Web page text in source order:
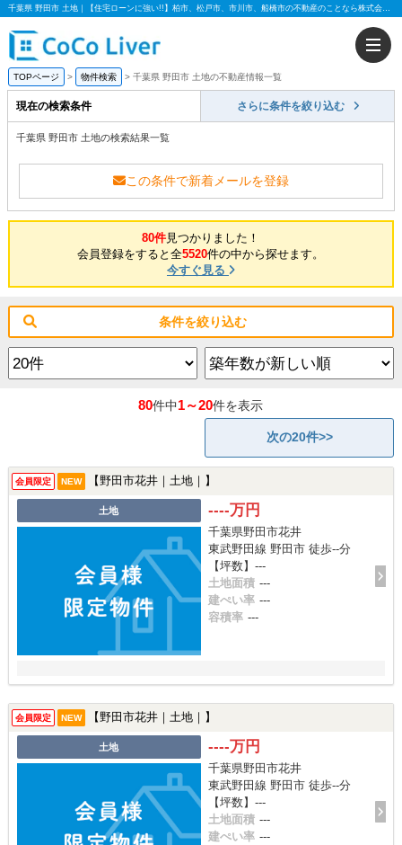
千葉県 野田市 土地｜【住宅ローンに強い!!】柏市、松戸市、市川市、船橋市の不動産のことなら株式会社ココリバー
TOPページ 物件検索 千葉県 野田市 土地の不動産情報一覧
現在の検索条件 さらに条件を絞り込む
千葉県 野田市 土地の検索結果一覧
この条件で新着メールを登録
80件見つかりました！
会員登録をすると全5520件の中から探せます。
今すぐ見る
条件を絞り込む
80件中1～20件を表示
次の20件>>
会員限定 NEW 【野田市花井｜土地｜】
土地 ----万円
千葉県野田市花井
東武野田線 野田市 徒歩--分
【坪数】---
土地面積 ---
建ぺい率 ---
容積率 ---
会員限定 NEW 【野田市花井｜土地｜】
土地 ----万円
千葉県野田市花井
東武野田線 野田市 徒歩--分
【坪数】---
土地面積 ---
建ぺい率 ---